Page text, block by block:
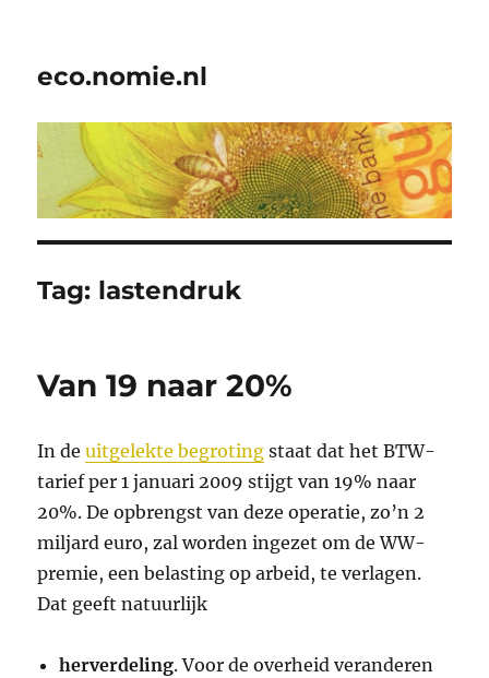
eco.nomie.nl
Tag: lastendruk
Van 19 naar 20%
In deuitgelekte begroting staat dat het BTW-
tarief per 1 januari 2009 stijgt van 19% naar
20%. De opbrengst van deze operatie, zo’n 2
miljard euro, zal worden ingezet om de WW-
premie, een belasting op arbeid, te verlagen.
Dat geeft natuurlijk
herverdeling. Voor de overheid veranderen